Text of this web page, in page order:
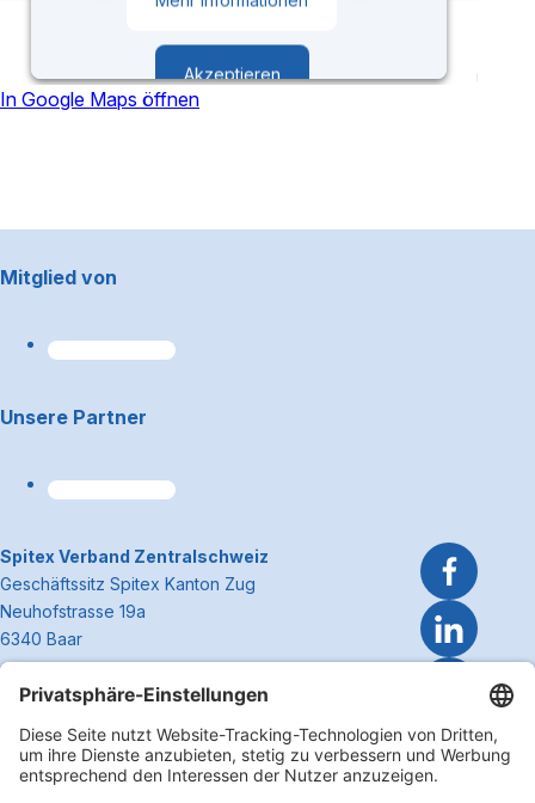
Akzeptieren
In Google Maps öffnen
Footerbereich
Mitglied von
Unsere Partner
~Kontaktinformationen
Spitex Verband Zentralschweiz
Geschäftssitz Spitex Kanton Zug
Neuhofstrasse 19a
6340 Baar
Telefon 041 362 27 37
info@spitexzentralschweiz.ch